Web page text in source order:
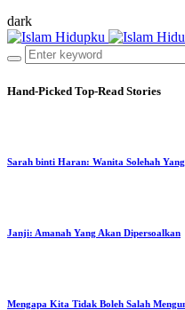
dark
Hand-Picked Top-Read Stories
Sarah binti Haran: Wanita Solehah
Janji: Amanah Yang Akan Dipersoalkan
Mengapa Kita Tidak Boleh Salah